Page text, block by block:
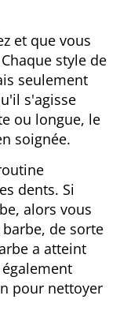
et que vous
style de
seulement
s'agisse
ou longue, le
soignée.
dents. Si
alors vous
de sorte
a atteint
pour nettoyer